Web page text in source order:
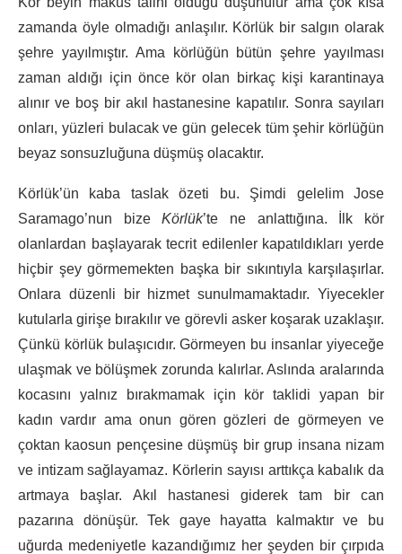
zamanda öyle olmadığı anlaşılır. Körlük bir salgın olarak
şehre yayılmıştır. Ama körlüğün bütün şehre yayılması
zaman aldığı için önce kör olan birkaç kişi karantinaya
alınır ve boş bir akıl hastanesine kapatılır. Sonra sayıları
onları, yüzleri bulacak ve gün gelecek tüm şehir körlüğün
beyaz sonsuzluğuna düşmüş olacaktır.
Körlük’ün kaba taslak özeti bu. Şimdi gelelim Jose
Saramago’nun bizeKörlük’te ne anlattığına. İlk kör
olanlardan başlayarak tecrit edilenler kapatıldıkları yerde
hiçbir şey görmemekten başka bir sıkıntıyla karşılaşırlar.
Onlara düzenli bir hizmet sunulmamaktadır. Yiyecekler
kutularla girişe bırakılır ve görevli asker koşarak uzaklaşır.
Çünkü körlük bulaşıcıdır. Görmeyen bu insanlar yiyeceğe
ulaşmak ve bölüşmek zorunda kalırlar. Aslında aralarında
kocasını yalnız bırakmamak için kör taklidi yapan bir
kadın vardır ama onun gören gözleri de görmeyen ve
çoktan kaosun pençesine düşmüş bir grup insana nizam
ve intizam sağlayamaz. Körlerin sayısı arttıkça kabalık da
artmaya başlar. Akıl hastanesi giderek tam bir can
pazarına dönüşür. Tek gaye hayatta kalmaktır ve bu
uğurda medeniyetle kazandığımız her şeyden bir çırpıda